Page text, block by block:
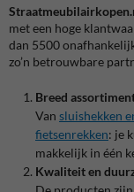
met een hoge
dan 5500
zo’n betrouwbare
Breed
Van sluishekken
fietsenrekken: je
makkelijk in één
Kwaliteit en